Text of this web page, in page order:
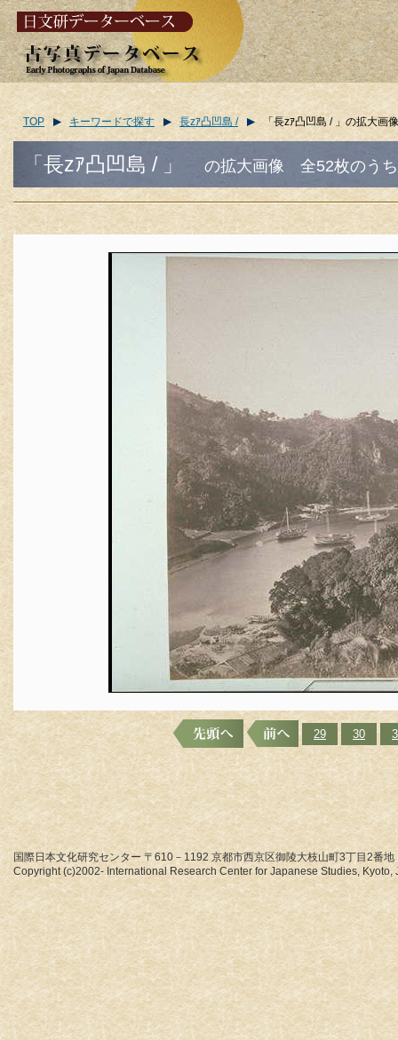
TOP キーワードで探す 長zｱ凸凹島 / 「長zｱ凸凹島 / 」の拡大画像
「長zｱ凸凹島 / 」 の拡大画像 全52枚のう
29 30
国際日本文化研究センター 〒610－1192 京都市西京区御陵大枝山町3丁目2番地
Copyright (c)2002- International Research Center for Japanese Studies, Kyoto,